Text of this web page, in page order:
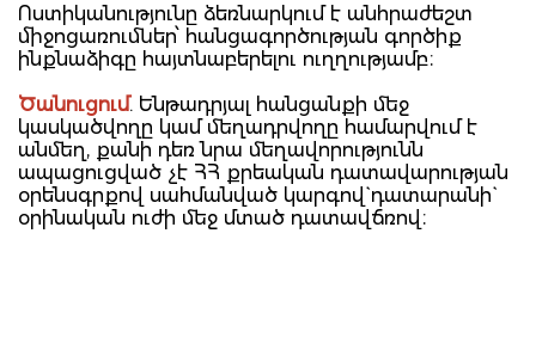
Ոստիկանությունը ձեռնարկում է անհրաժեշտ
միջոցառումներ՝ հանցագործության գործիք
ինքնաձիգը հայտնաբերելու ուղղությամբ։
Ծանուցում. Ենթադրյալ հանցանքի մեջ
կասկածվողը կամ մեղադրվողը համարվում է
անմեղ, քանի դեռ նրա մեղավորությունն
ապացուցված չէ ՀՀ քրեական դատավարության
օրենսգրքով սահմանված կարգով` դատարանի`
օրինական ուժի մեջ մտած դատավճռով։